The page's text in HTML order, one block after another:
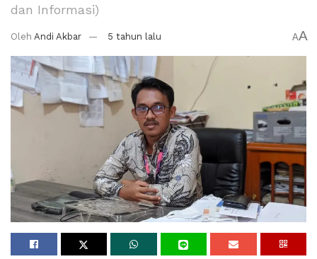
dan Informasi)
Oleh Andi Akbar 5 tahun lalu AA